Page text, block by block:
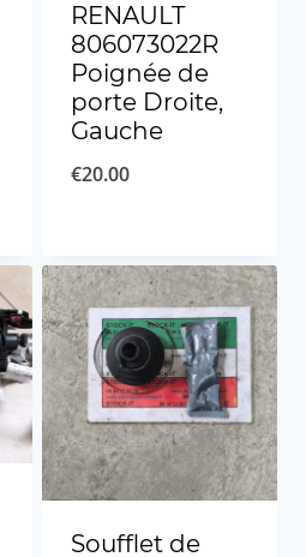
RENAULT
806073022R
Poignée de
porte Droite,
Gauche
€20.00
Soufflet de